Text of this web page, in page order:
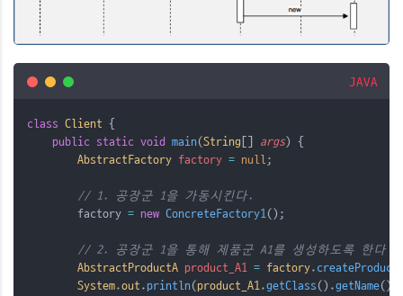
JAVA
class Client {
public static void main(String args) {
AbstractFactory factory = null;
// 1. 공장군 1을 가동시킨다.
        factory
= new ConcreteFactory1();
// 2. 공장군 1을 통해 제품군 A1를 생성하도록 한다 (
AbstractProductA product_A1 = factory.
System.out . println( product_A1.getClass().getName